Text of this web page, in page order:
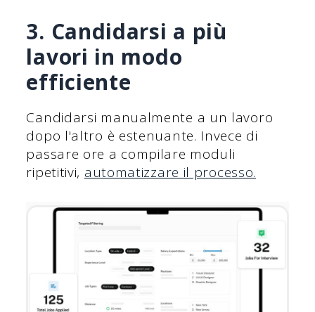
3. Candidarsi a più
lavori in modo
efficiente
Candidarsi manualmente a un lavoro
dopo l'altro è estenuante. Invece di
passare ore a compilare moduli
ripetitivi, automatizzare il processo.